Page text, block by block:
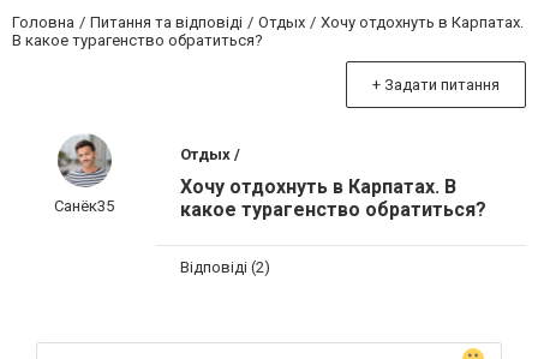
Головна Питання та відповіді Отдых
Хочу отдохнуть в Карпатах.
В какое турагенство обратиться?
+ Задати питання
Санёк35
Отдых /
Хочу отдохнуть в Карпатах. В
какое турагенство обратиться?
Відповіді (2)